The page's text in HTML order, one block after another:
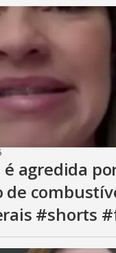
agredida
de
#shorts